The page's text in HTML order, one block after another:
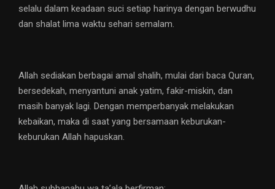
selalu dalam keadaan suci setiap harinya dengan berwudhu
dan shalat lima waktu sehari semalam.
Allah sediakan berbagai amal shalih, mulai dari baca Quran,
bersedekah, menyantuni anak yatim, fakir-miskin, dan
masih banyak lagi. Dengan memperbanyak melakukan
kebaikan, maka di saat yang bersamaan keburukan-
keburukan Allah hapuskan.